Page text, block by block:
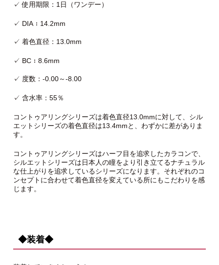
✓ 使用期限：1日（ワンデー）
✓ DIA：14.2mm
✓ 着色直径：13.0mm
✓ BC：8.6mm
✓ 度数：-0.00～-8.00
✓ 含水率：55％
コントゥアリングシリーズは着色直径13.0mmに対して、シル
エットシリーズの着色直径は13.4mmと、わずかに差がありま
す。
コントゥアリングシリーズはハーフ目を追求したカラコンで、
シルエットシリーズは日本人の瞳をより引き立てるナチュラル
な仕上がりを追求しているシリーズになります。それぞれのコ
ンセプトに合わせて着色直径を変えている所にもこだわりを感
じます。
◆装着◆